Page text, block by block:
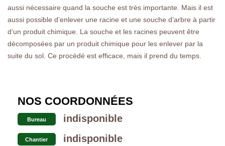
aussi nécessaire quand la souche est très importante. Mais il est
aussi possible d’enlever une racine et une souche d’arbre à partir
d’un produit chimique. La souche et les racines peuvent être
décomposées par un produit chimique pour les enlever par la
suite du sol. Ce procédé est efficace, mais il prend du temps.
NOS COORDONNÉES
Bureau indisponible
Chantier indisponible